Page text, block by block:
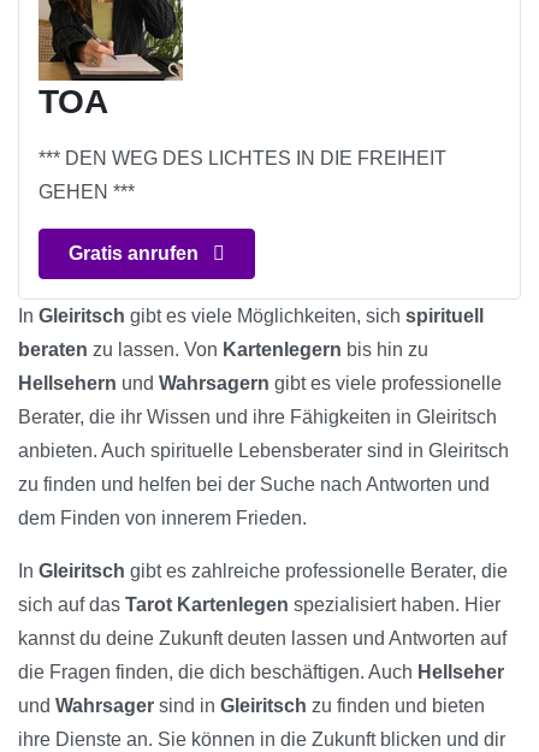
TOA
*** DEN WEG DES LICHTES IN DIE FREIHEIT
GEHEN ***
Gratis anrufen
In Gleiritsch gibt es viele Möglichkeiten, sich spirituell
beraten zu lassen. Von Kartenlegern bis hin zu
Hellsehern und Wahrsagern gibt es viele professionelle
Berater, die ihr Wissen und ihre Fähigkeiten in Gleiritsch
anbieten. Auch spirituelle Lebensberater sind in Gleiritsch
zu finden und helfen bei der Suche nach Antworten und
dem Finden von innerem Frieden.
In Gleiritsch gibt es zahlreiche professionelle Berater, die
sich auf das Tarot Kartenlegen spezialisiert haben. Hier
kannst du deine Zukunft deuten lassen und Antworten auf
die Fragen finden, die dich beschäftigen. Auch Hellseher
und Wahrsager sind in Gleiritsch zu finden und bieten
ihre Dienste an. Sie können in die Zukunft blicken und dir